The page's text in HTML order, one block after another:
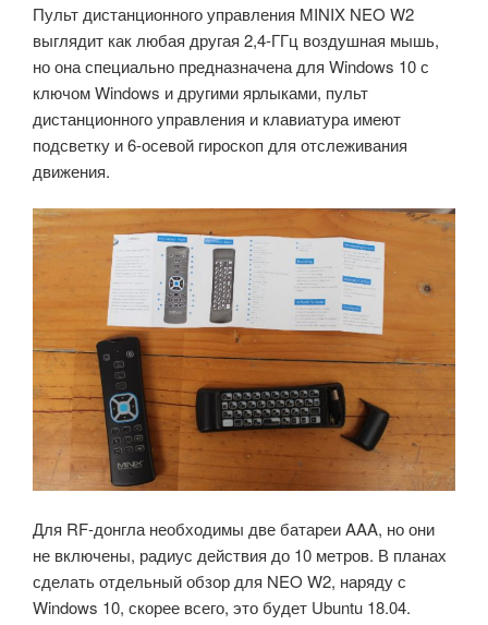
Пульт дистанционного управления MINIX NEO W2
выглядит как любая другая 2,4-ГГц воздушная мышь,
но она специально предназначена для Windows 10 с
ключом Windows и другими ярлыками, пульт
дистанционного управления и клавиатура имеют
подсветку и 6-осевой гироскоп для отслеживания
движения.
Для RF-донгла необходимы две батареи AAA, но они
не включены, радиус действия до 10 метров. В планах
сделать отдельный обзор для NEO W2, наряду с
Windows 10, скорее всего, это будет Ubuntu 18.04.